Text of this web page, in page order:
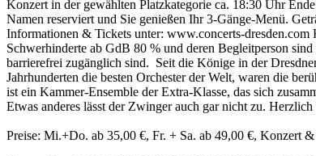
Konzert in der gewählten Platzkategorie ca. 18:30 Uhr
Namen reserviert und Sie genießen Ihr 3-Gänge-Menü.
Informationen & Tickets unter: www.concerts-
Schwerhinderte ab GdB 80 % und deren Begleitperson
barrierefrei zugänglich sind. Seit die Könige in der
Jahrhunderten die besten Orchester der Welt, waren die
ist ein Kammer-Ensemble der Extra-Klasse, das sich
Etwas anderes lässt der Zwinger auch gar nicht zu.
Preise: Mi.+Do. ab 35,00 €, Fr. + Sa. ab 49,00 €, Konzert